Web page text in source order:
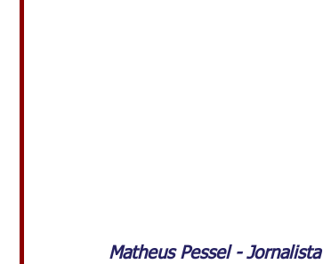
Matheus Pessel - Jornalista